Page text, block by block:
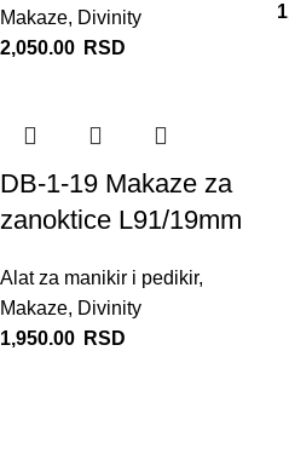
Makaze, Divinity
2,050.00 RSD
DB-1-19 Makaze za
zanoktice L91/19mm
Alat za manikir i pedikir,
Makaze, Divinity
1,950.00 RSD